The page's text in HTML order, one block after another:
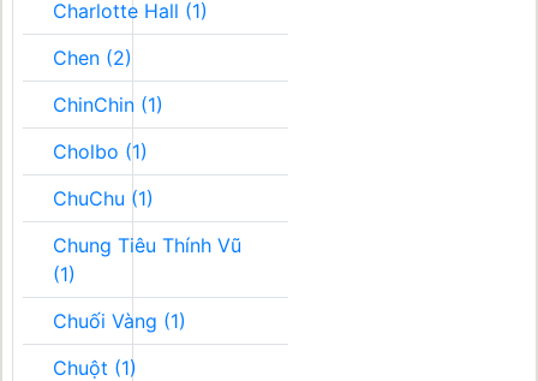
Charlotte Hall (1)
Chen (2)
ChinChin (1)
Cholbo (1)
ChuChu (1)
Chung Tiêu Thính Vũ
(1)
Chuối Vàng (1)
Chuột (1)